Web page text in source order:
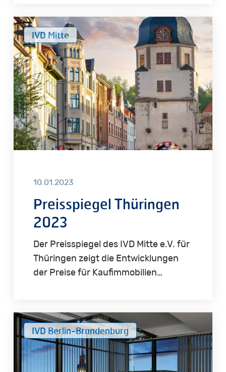
Preisspiegel
Thüringen
2023
IVD Mitte
10.01.2023
Preisspiegel Thüringen
2023
Der Preisspiegel des IVD Mitte e.V. für
Thüringen zeigt die Entwicklungen
der Preise für Kaufimmobilien…
IVD
Immobilienpreisservice
Berlin-
Brandenburg
IVD Berlin-Brandenburg